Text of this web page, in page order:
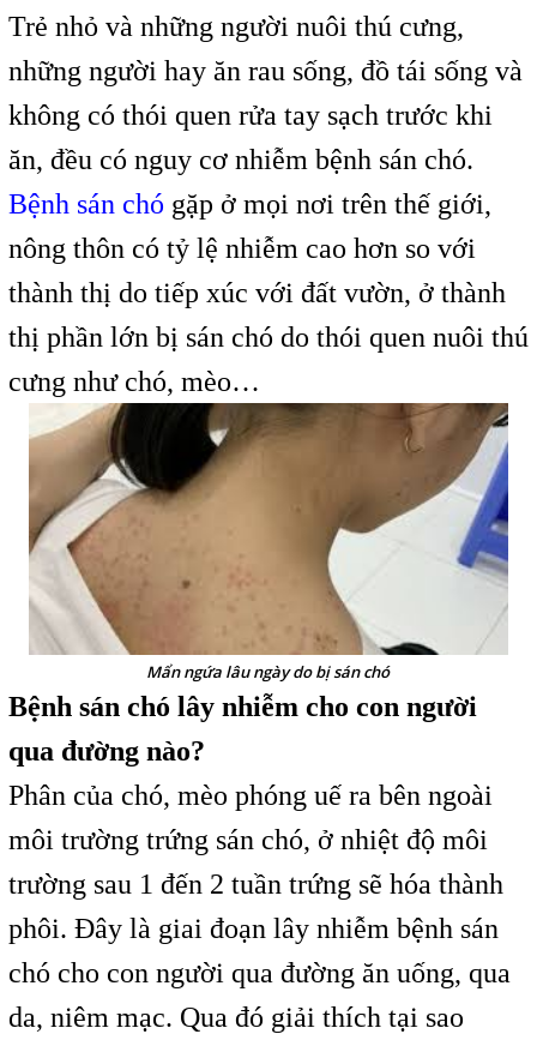
Trẻ nhỏ và những người nuôi thú cưng,
những người hay ăn rau sống, đồ tái sống và
không có thói quen rửa tay sạch trước khi
ăn, đều có nguy cơ nhiễm bệnh sán chó.
Bệnh sán chó gặp ở mọi nơi trên thế giới,
nông thôn có tỷ lệ nhiễm cao hơn so với
thành thị do tiếp xúc với đất vườn, ở thành
thị phần lớn bị sán chó do thói quen nuôi thú
cưng như chó, mèo…
Mẩn ngứa lâu ngày do bị sán chó
Bệnh sán chó lây nhiễm cho con người
qua đường nào?
Phân của chó, mèo phóng uế ra bên ngoài
môi trường trứng sán chó, ở nhiệt độ môi
trường sau 1 đến 2 tuần trứng sẽ hóa thành
phôi. Đây là giai đoạn lây nhiễm bệnh sán
chó cho con người qua đường ăn uống, qua
da, niêm mạc. Qua đó giải thích tại sao